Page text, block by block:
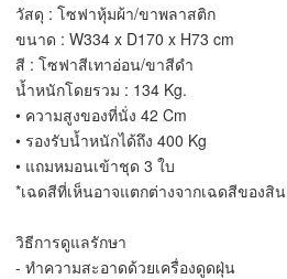
วัสดุ : โซฟาหุ้มผ้า/ขาพลาสติก
ขนาด : W334 x D170 x H73 cm
สี : โซฟาสีเทาอ่อน/ขาสีดำ
น้ำหนักโดยรวม : 134 Kg.
• ความสูงของที่นั่ง 42 Cm
• รองรับน้ำหนักได้ถึง 400 Kg
• แถมหมอนเข้าชุด 3 ใบ
*เฉดสีที่เห็นอาจแตกต่างจากเฉดสีของสิ
วิธีการดูแลรักษา
- ทำความสะอาดด้วยเครื่องดูดฝุ่น